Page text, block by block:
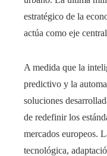
estratégico de la
actúa como eje
A medida que la
predictivo y la
soluciones
de redefinir los
mercados europeos.
tecnológica,